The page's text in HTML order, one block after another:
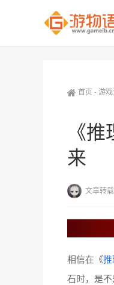
首页 -游
《
来
文章转载
相信在《
石时，是